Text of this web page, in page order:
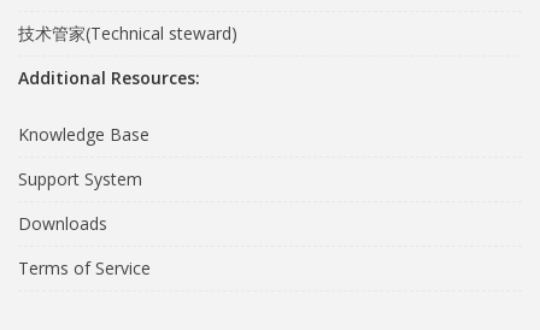
技术管家(Technical steward)
Additional Resources:
Knowledge Base
Support System
Downloads
Terms of Service